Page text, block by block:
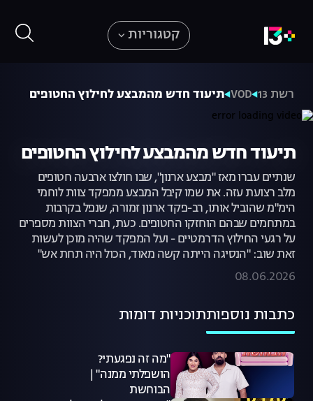
קטגוריות
רשת 13 VOD תיעוד חדש מהמבצע לחילוץ החטופים
תיעוד חדש מהמבצע לחילוץ החטופים
שנתיים עברו מאז "מבצע ארנון", שבו חולצו ארבעה חטופים
מלב רצועת עזה. את שמו קיבל המבצע ממפקד צוות לוחמי
הימ"מ שהוביל אותו, רב-פקד ארנון זמורה, שנפל בקרבות
במתחמים שבהם הוחזקו החטופים. כעת, חברי הצוות מספרים
על רגעי החילוץ הדרמטיים - ועל המפקד שהיה מוכן לעשות
זאת שוב: "הנסיגה הייתה קשה מאוד, הכול היה תחת אש"
08.06.2026
כתבות נוספותתוכניות דומות
"מה זה נפגעתי?
הושפלתי ממנה" |
הבוחשת